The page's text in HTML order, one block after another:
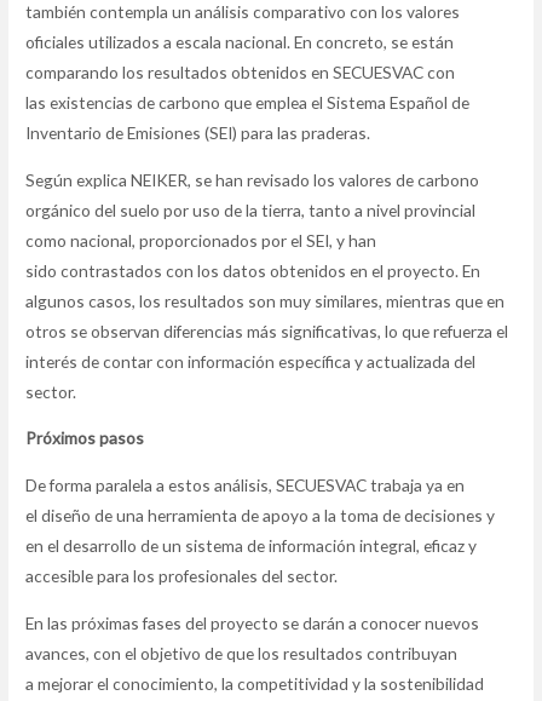
también contempla un análisis comparativo con los valores
oficiales utilizados a escala nacional. En concreto, se están
comparando los resultados obtenidos en SECUESVAC con
las existencias de carbono que emplea el Sistema Español de
Inventario de Emisiones (SEI) para las praderas.
Según explica NEIKER, se hanrevisadolos valores de carbono
orgánico del suelo por uso de la tierra, tanto a nivel provincial
como nacional, proporcionados por el SEI, y han
sido contrastados con los datos obtenidos en el proyecto. En
algunos casos, los resultados son muy similares, mientras que en
otros se observan diferencias más significativas, lo que refuerza el
interés de contar con información específica y actualizada del
sector.
Próximos pasos
De forma paralela a estos análisis, SECUESVAC trabaja ya en
el diseño de una herramienta de apoyo a la toma de decisiones y
en el desarrollo de un sistema de información integral, eficaz y
accesible para los profesionales del sector.
En las próximas fases del proyecto se darán a conocer nuevos
avances, con el objetivo de que los resultados contribuyan
a mejorar el conocimiento, la competitividad y la sostenibilidad